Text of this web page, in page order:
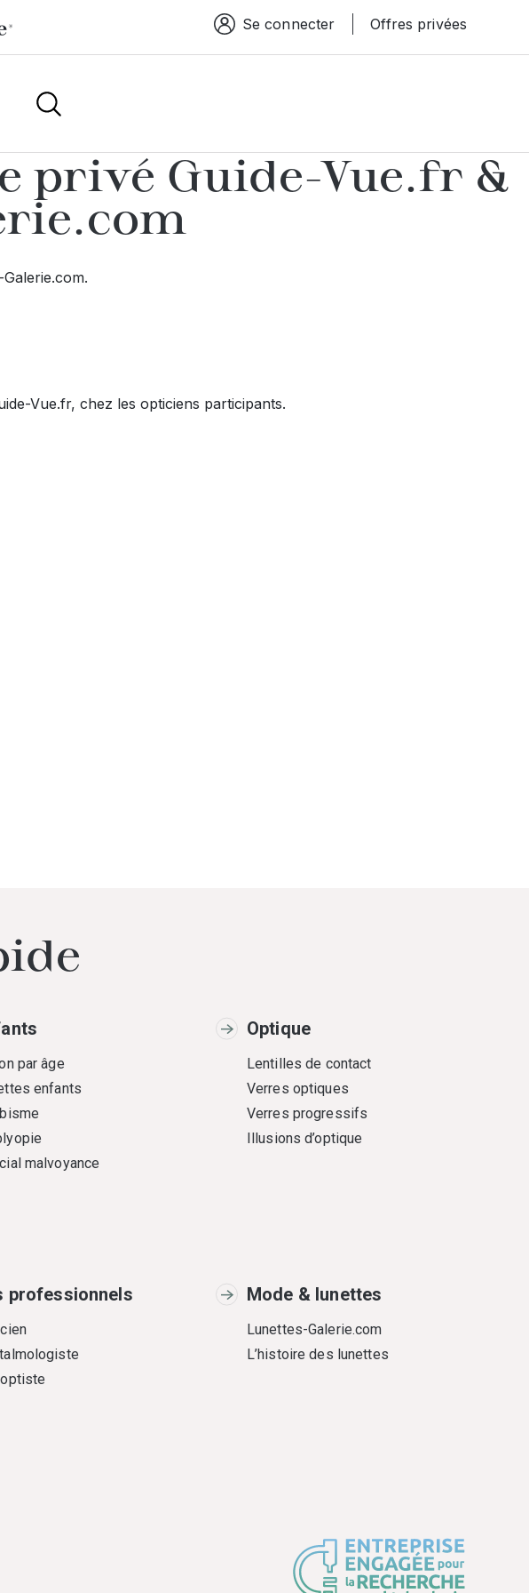
Espace connexion
Se connecter Offres privées
privé Guide-Vue.fr &
Vue.fr, chez les opticiens participants.
par âge
enfants
malvoyance
Optique
Lentilles de contact
Verres optiques
Verres progressifs
Illusions d’optique
professionnels Mode & lunettes
Lunettes-Galerie.com
L’histoire des lunettes